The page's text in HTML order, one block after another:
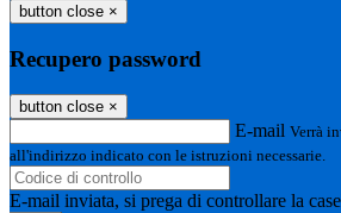
button close ×
Recupero password
button close ×
E-mail Verrà
all'indirizzo indicato con le istruzioni necessarie.
E-mail inviata, si prega di controllare la